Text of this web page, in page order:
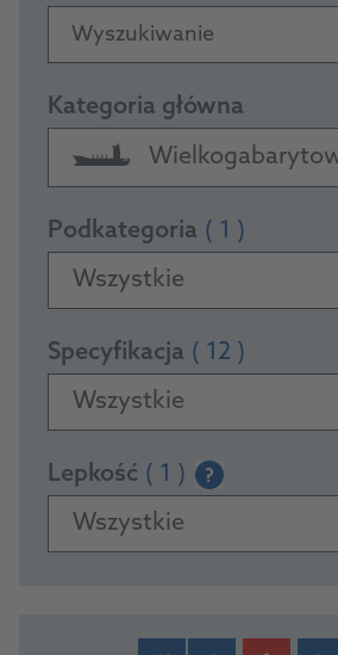
Wyszukiwanie
Kategoria główna
Podkategoria ( 1 )
Wszystkie
Specyfikacja ( 12 )
Wszystkie
Lepkość ( 1 ) ?
Wszystkie
PRODUCTS